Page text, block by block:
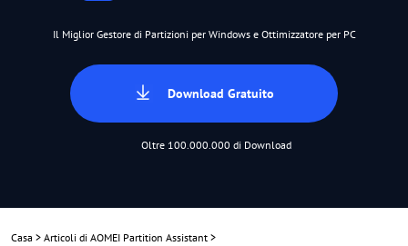
Il Miglior Gestore di Partizioni per Windows e Ottimizzatore per PC
Download Gratuito
Oltre 100.000.000 di Download
Casa > Articoli di AOMEI Partition Assistant >